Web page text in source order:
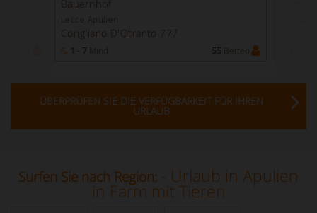
Bauernhof
Lecce Apulien
Corigliano D'Otranto 777
1 - 7 Mind 55 Betten
ÜBERPRÜFEN SIE DIE VERFÜGBARKEIT FÜR IHREN
URLAUB
Surfen Sie nach Region: - Urlaub in Apulien
in Farm mit Tieren